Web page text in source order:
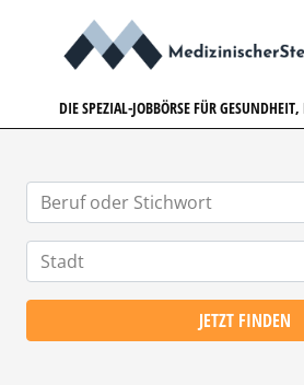
DIE SPEZIAL-JOBBÖRSE FÜR
JETZT FINDEN